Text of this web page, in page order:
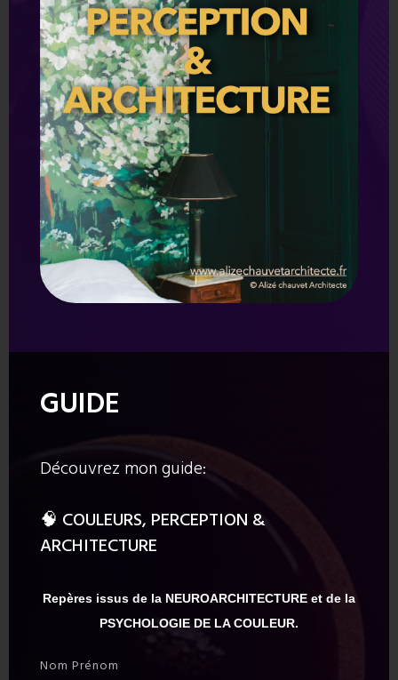
ENVOYER LA DEMANDE
Rejoignez la liste de nos lecteurs pour
en apprendre plus sur la
neuroarchitecture, la psychologie de la
couleur & la biophilie.
GUIDE
Découvrez mon guide:
🧠 COULEURS, PERCEPTION &
ARCHITECTURE
Repères issus de la NEUROARCHITECTURE et de la
PSYCHOLOGIE DE LA COULEUR.